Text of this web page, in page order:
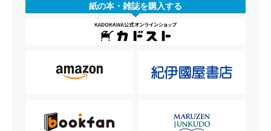
紙の本・雑誌を購入する